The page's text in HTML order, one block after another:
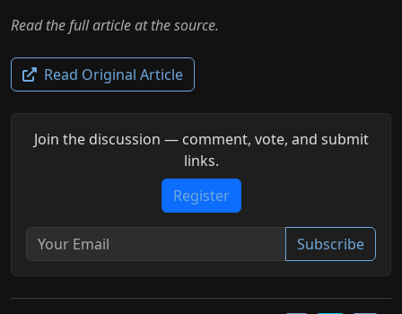
Read the full article at the source.
Read Original Article
Join the discussion — comment, vote, and submit
links.
Register
Subscribe